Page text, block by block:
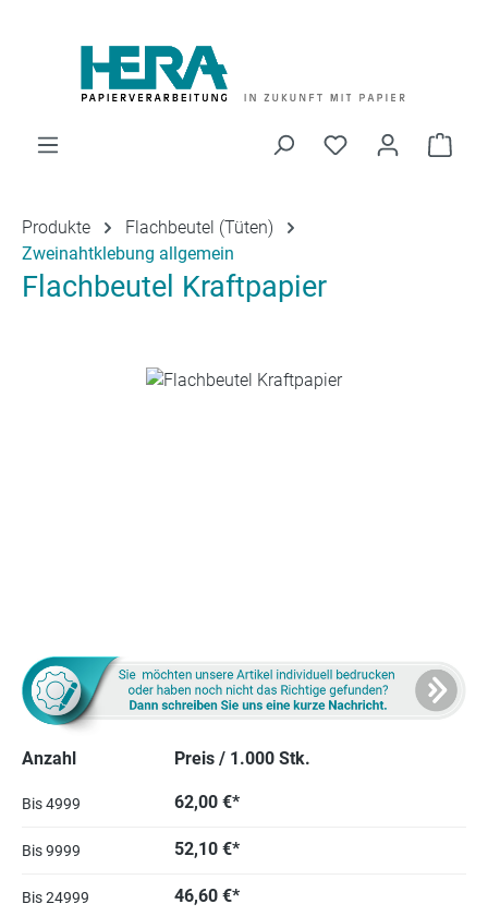
Du hast 0
Produkte
Flachbeutel (Tüten)
Zweinahtklebung allgemein
Flachbeutel Kraftpapier
Bildergalerie überspringen
Anzahl Preis / 1.000 Stk.
Bis4999 62,00 €*
Bis9999 52,10 €*
Bis24999 46,60 €*